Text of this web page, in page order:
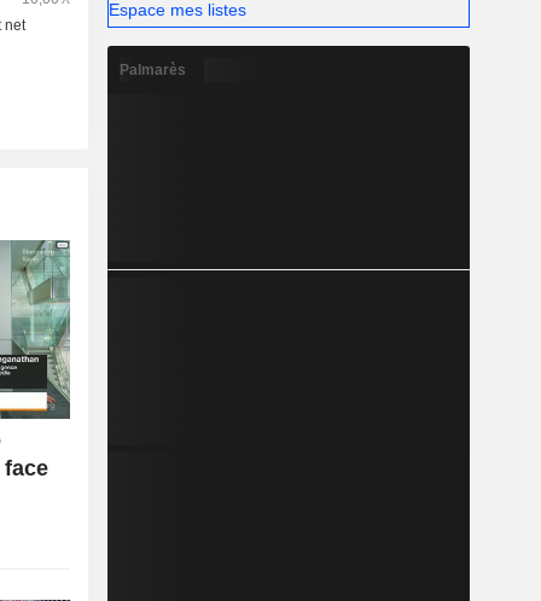
Espace mes listes
Palmarès